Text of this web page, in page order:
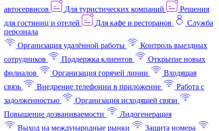
автосервисов
Для туристических компаний
Решения
для гостиниц и отелей
Для кафе и ресторанов
Служба
персонала
Организация удалённой работы
Контроль выездных
сотрудников
Поддержка клиентов
Открытие новых
филиалов
Организация горячей линии
Входящая
связь
Внедрение телефонии в приложение
Работа с
задолженностью
Организация исходящей связи
Повышение дозваниваемости
Лидогенерация
Выход на международные рынки
Защита номера